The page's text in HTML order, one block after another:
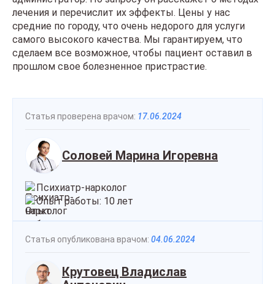
лечения и перечислит их эффекты. Цены у нас
средние по городу, что очень недорого для услуги
самого высокого качества. Мы гарантируем, что
сделаем все возможное, чтобы пациент оставил в
прошлом свое болезненное пристрастие.
Статья проверена врачом: 17.06.2024
Соловей Марина Игоревна
Психиатр-нарколог
Опыт работы: 10 лет
Статья опубликована врачом: 04.06.2024
Крутовец Владислав